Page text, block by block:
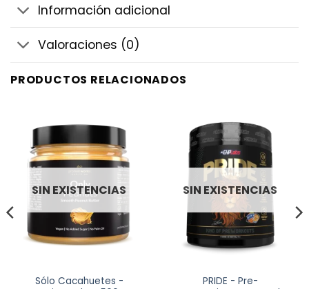
Información adicional
Valoraciones (0)
PRODUCTOS RELACIONADOS
SIN EXISTENCIAS
Sólo Cacahuetes -
SIN EXISTENCIAS
PRIDE - Pre-